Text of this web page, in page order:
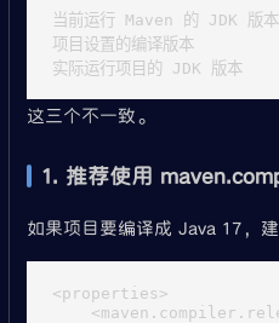
当前运行 Maven 的 JDK 版本
项目设置的编译版本
这三个不一致。
1. 推荐使用
如果项目要编译成 Java 17，
<properties>